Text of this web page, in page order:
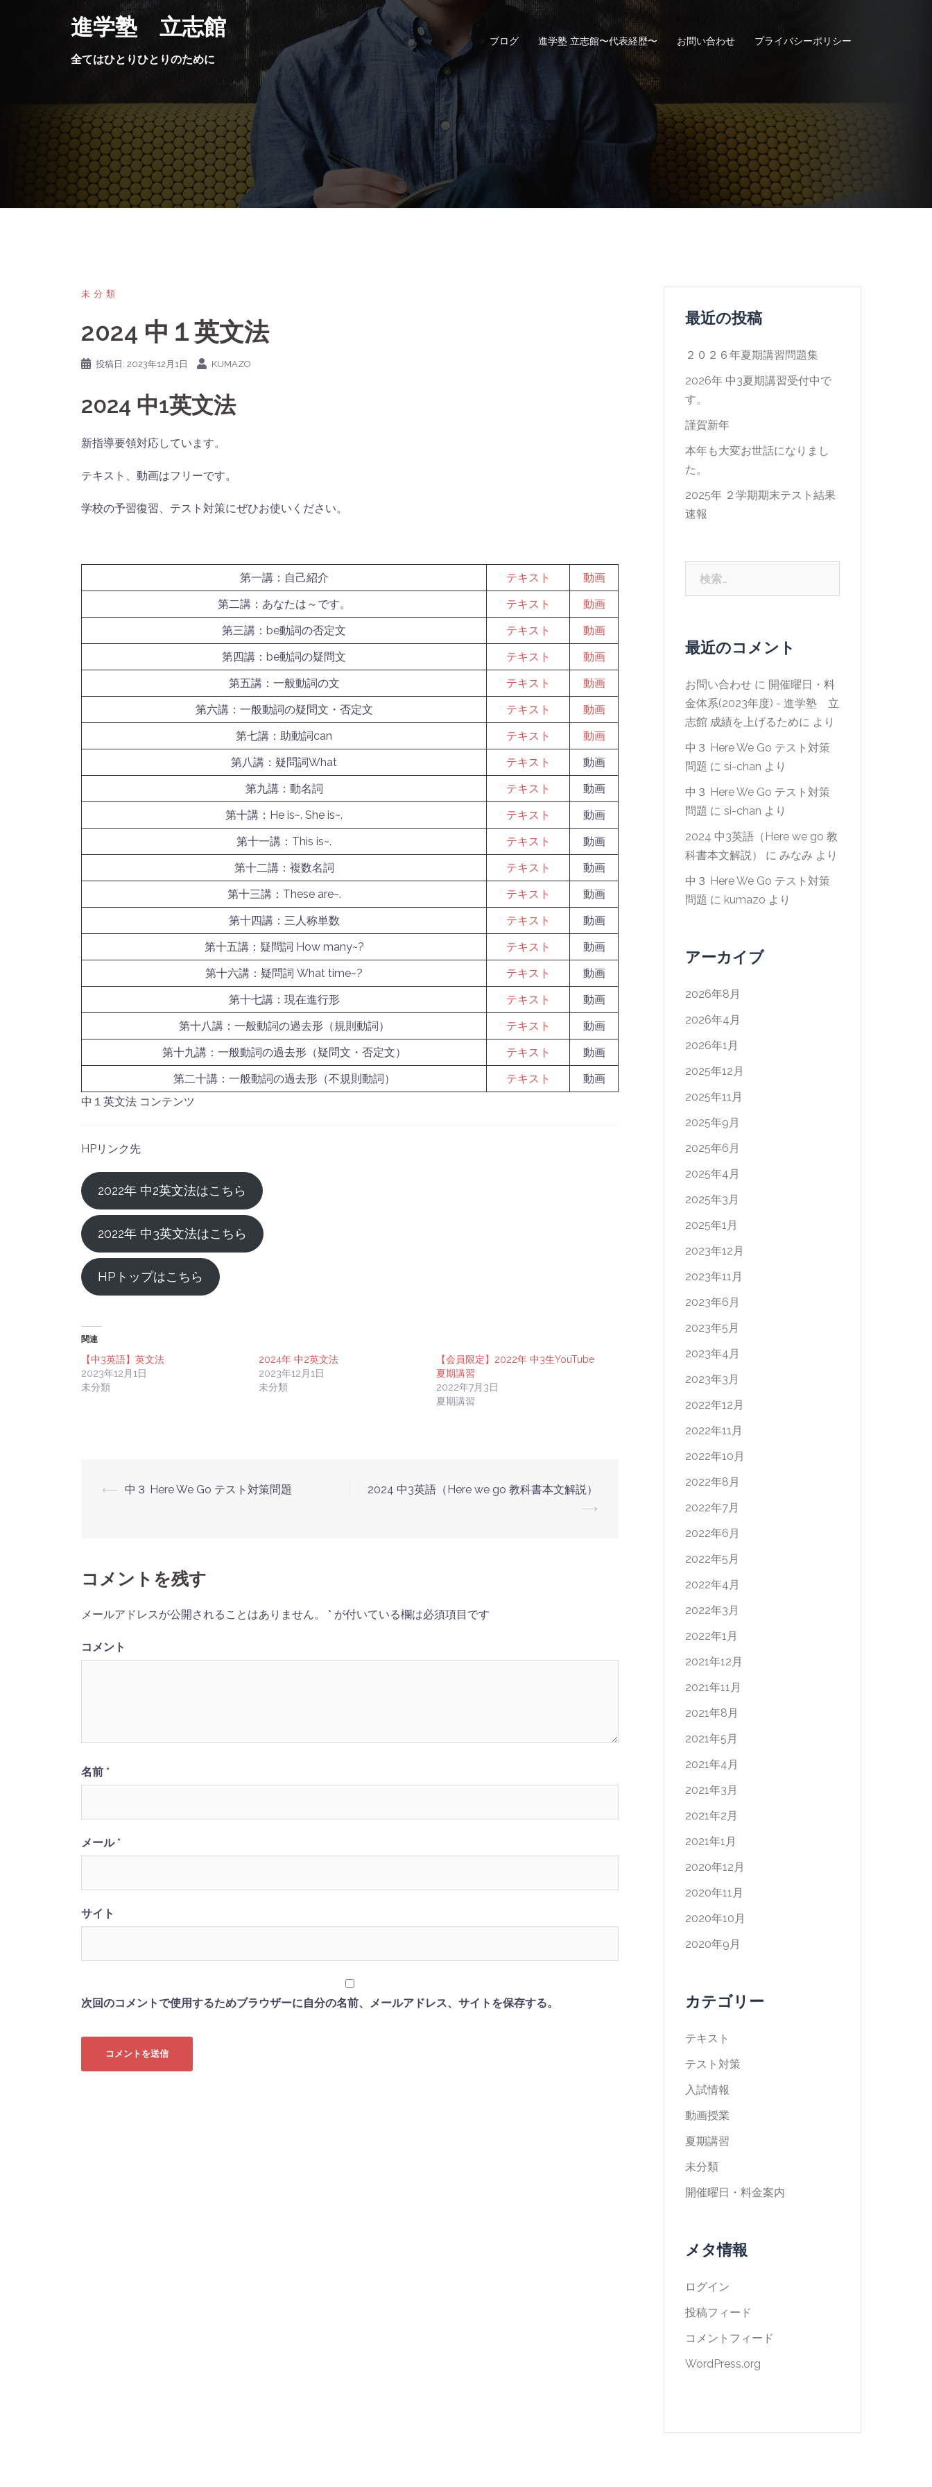
進学塾 立志館
全てはひとりひとりのために
ブログ 進学塾 立志館〜代表経歴〜 お問い合わせ プライバシーポリシー
未分類
2024 中１英文法
投稿日: 2023年12月1日 KUMAZO
2024 中1英文法
新指導要領対応しています。
テキスト、動画はフリーです。
学校の予習復習、テスト対策にぜひお使いください。
第一講：自己紹介 テキスト
動画
第二講：あなたは～です。
テキスト
動画
第三講：be動詞の否定文
テキスト
動画
第四講：be動詞の疑問文
テキスト
動画
第五講：一般動詞の文
テキスト
動画
第六講：一般動詞の疑問文・否定文
テキスト
動画
第七講：助動詞can
テキスト
動画
第八講：疑問詞What
テキスト
動画
第九講：動名詞
テキスト
動画
第十講：He is~. She is~.
テキスト
動画
第十一講：This is~.
テキスト
動画
第十二講：複数名詞
テキスト
動画
第十三講：These are~.
テキスト
動画
第十四講：三人称単数
テキスト
動画
第十五講：疑問詞 How many~?
テキスト
動画
第十六講：疑問詞 What time~?
テキスト
動画
第十七講：現在進行形
テキスト
動画
第十八講：一般動詞の過去形（規則動詞）
テキスト
動画
第十九講：一般動詞の過去形（疑問文・否定文）
テキスト
動画
第二十講：一般動詞の過去形（不規則動詞）
テキスト
動画
中１英文法 コンテンツ
HPリンク先
2022年 中2英文法はこちら
2022年 中3英文法はこちら
HPトップはこちら
関連
【中3英語】英文法
2023年12月1日
未分類
2024年 中2英文法
2023年12月1日
未分類
【会員限定】2022年 中3生YouTube
夏期講習
2022年7月3日
夏期講習
投
ビ
ゲ
ー
ン
⟵ 中３ Here We Go テスト対策問題
2024 中3英語（Here we go 教科書本文解説）
⟶
コメントを残す
メールアドレスが公開されることはありません。 * が付いている欄は必須項目です
コメント
名前 *
メール*
サイト
次回のコメントで使用するためブラウザーに自分の名前、メールアドレス、サイトを保存する。
最近の投稿
２０２６年夏期講習問題集
2026年 中3夏期講習受付中で
す。
謹賀新年
本年も大変お世話になりまし
た。
2025年 ２学期期末テスト結果
速報
最近のコメント
お問い合わせ に 開催曜日・料
金体系(2023年度) - 進学塾 立
志館 成績を上げるために より
中３ Here We Go テスト対策
問題 に si-chan より
中３ Here We Go テスト対策
問題 に si-chan より
2024 中3英語（Here we go 教
科書本文解説）
に みなみ より
中３ Here We Go テスト対策
問題 に kumazo より
アーカイブ
2026年8月
2026年4月
2026年1月
2025年12月
2025年11月
2025年9月
2025年6月
2025年4月
2025年3月
2025年1月
2023年12月
2023年11月
2023年6月
2023年5月
2023年4月
2023年3月
2022年12月
2022年11月
2022年10月
2022年8月
2022年7月
2022年6月
2022年5月
2022年4月
2022年3月
2022年1月
2021年12月
2021年11月
2021年8月
2021年5月
2021年4月
2021年3月
2021年2月
2021年1月
2020年12月
2020年11月
2020年10月
2020年9月
カテゴリー
テキスト
テスト対策
入試情報
動画授業
夏期講習
未分類
開催曜日・料金案内
メタ情報
ログイン
投稿フィード
コメントフィード
WordPress.org